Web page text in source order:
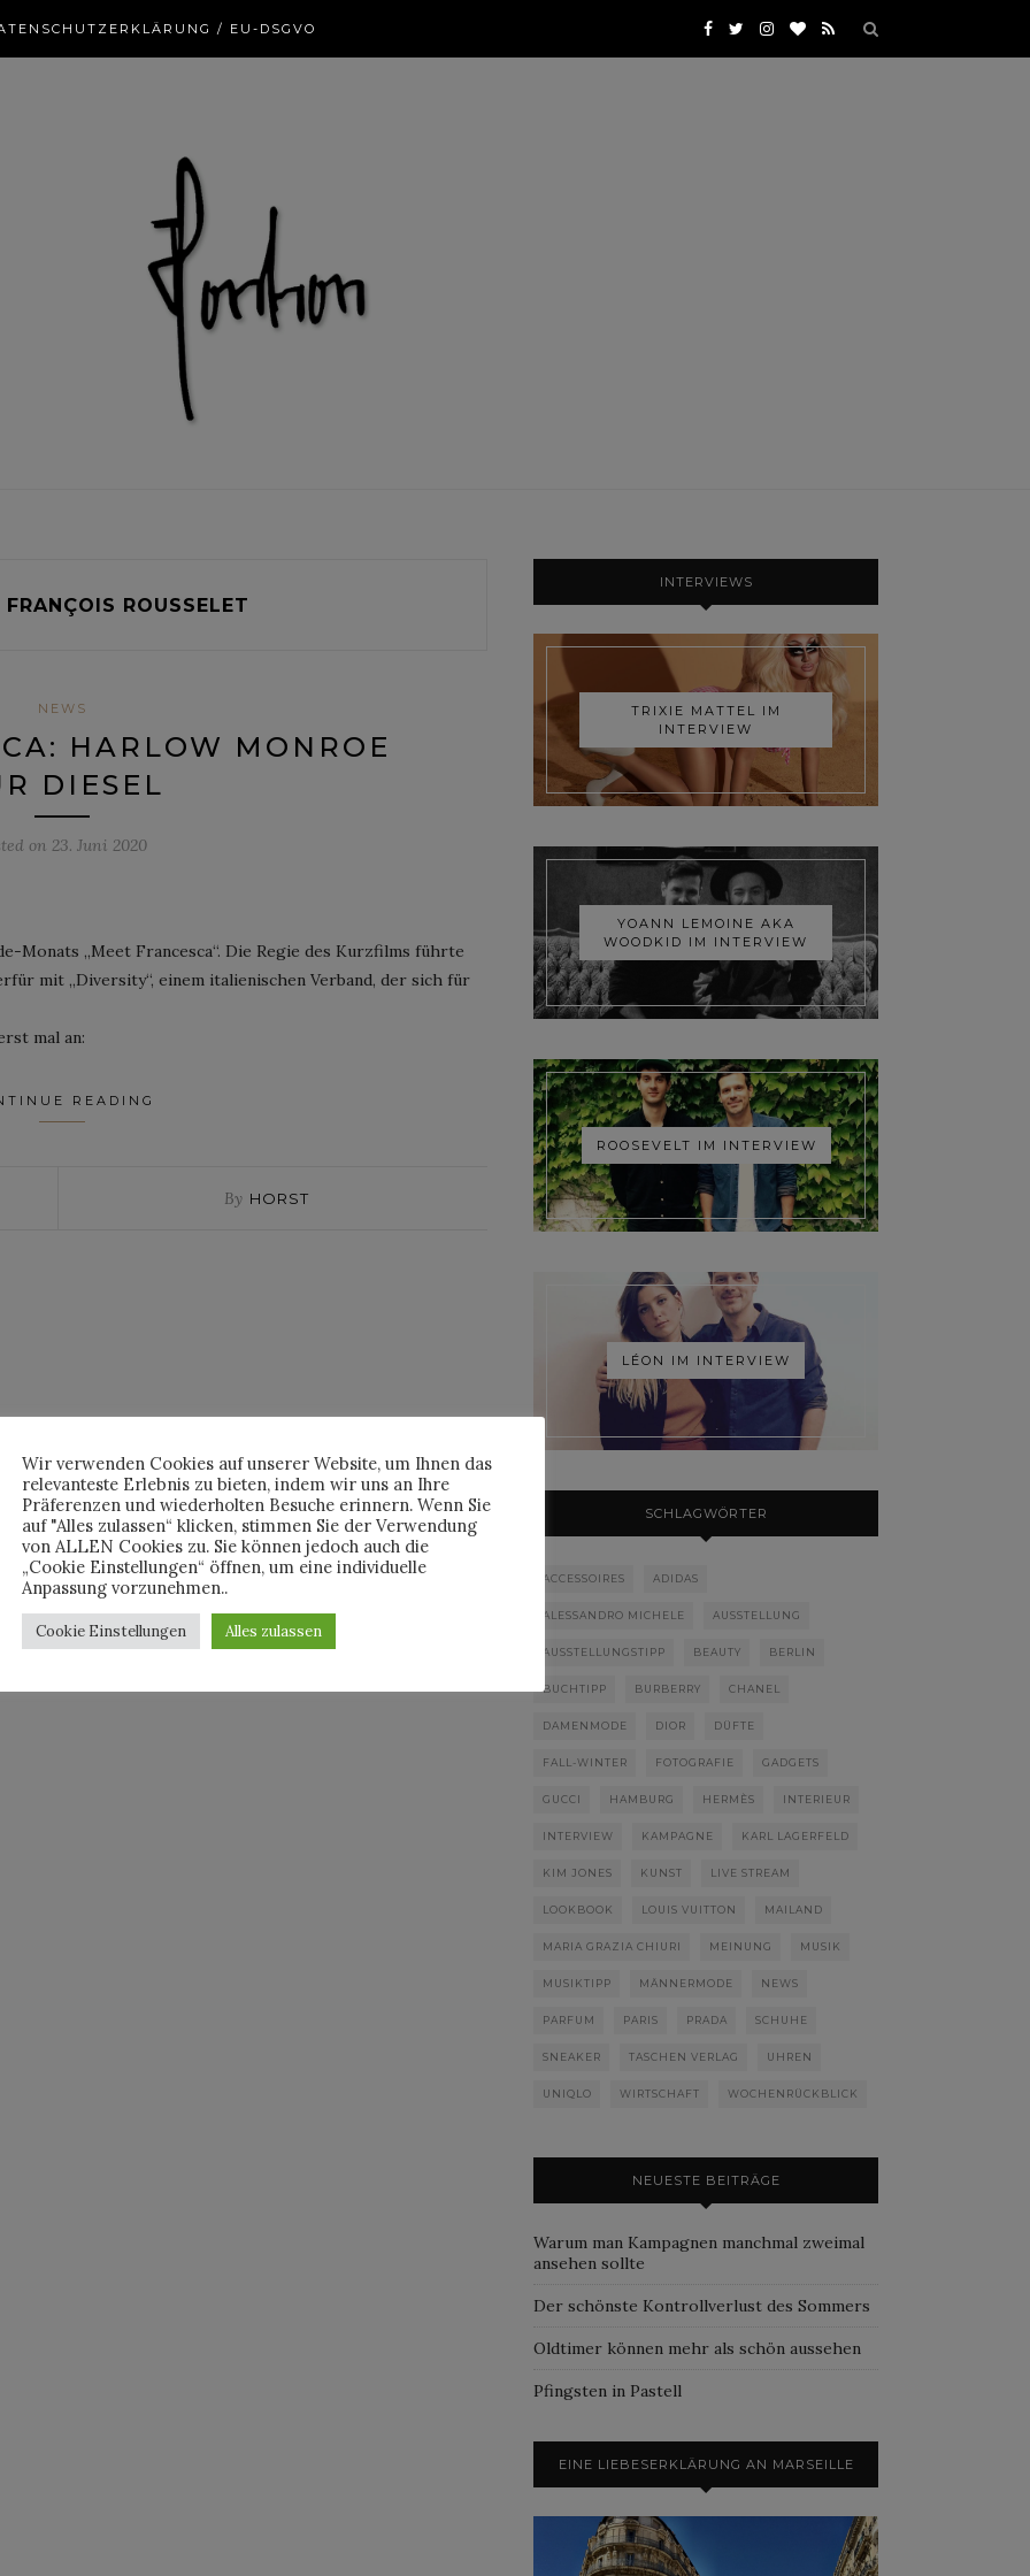
/ EU-DSGVO
FRANÇOIS ROUSSELET
NEWS
HARLOW MONROE
DIESEL
on 23. Juni 2020
Monats „Meet Francesca“. Die Regie des Kurzfilms führte
mit „Diversity“, einem italienischen Verband, der sich für
mal an:
READING
By HORST
INTERVIEWS
TRIXIE MATTEL IM
INTERVIEW
YOANN LEMOINE AKA
WOODKID IM INTERVIEW
ROOSEVELT IM INTERVIEW
LÉON IM INTERVIEW
SCHLAGWÖRTER
ACCESSOIRES ADIDAS
ALESSANDRO MICHELE AUSSTELLUNG
AUSSTELLUNGSTIPP BEAUTY BERLIN
BUCHTIPP BURBERRY CHANEL
DAMENMODE DIOR DÜFTE
FALL-WINTER FOTOGRAFIE GADGETS
GUCCI HAMBURG HERMÈS INTERIEUR
INTERVIEW KAMPAGNE KARL LAGERFELD
KIM JONES KUNST LIVE STREAM
LOOKBOOK LOUIS VUITTON MAILAND
MARIA GRAZIA CHIURI MEINUNG MUSIK
MUSIKTIPP MÄNNERMODE NEWS
PARFUM PARIS PRADA SCHUHE
SNEAKER TASCHEN VERLAG UHREN
UNIQLO WIRTSCHAFT WOCHENRÜCKBLICK
NEUESTE BEITRÄGE
Warum man Kampagnen manchmal zweimal
ansehen sollte
Der schönste Kontrollverlust des Sommers
Oldtimer können mehr als schön aussehen
Pfingsten in Pastell
EINE LIEBESERKLÄRUNG AN MARSEILLE
Wir verwenden Cookies auf unserer Website, um Ihnen das
relevanteste Erlebnis zu bieten, indem wir uns an Ihre
Präferenzen und wiederholten Besuche erinnern. Wenn Sie
auf "Alles zulassen“ klicken, stimmen Sie der Verwendung
von ALLEN Cookies zu. Sie können jedoch auch die
„Cookie Einstellungen“ öffnen, um eine individuelle
Anpassung vorzunehmen..
Cookie Einstellungen Alles zulassen